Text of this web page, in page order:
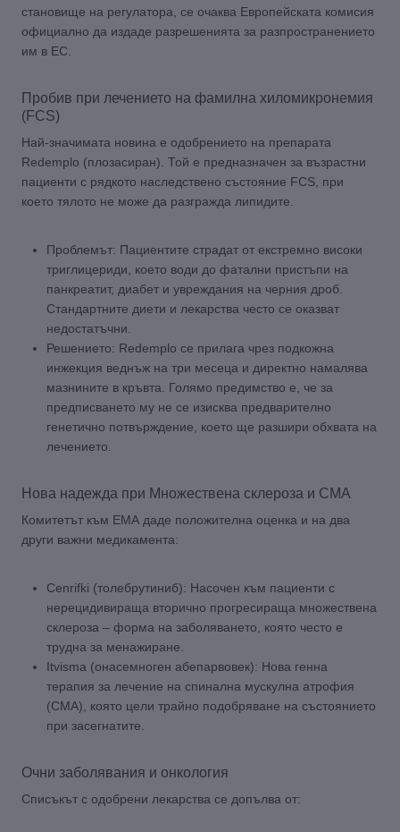
становище на регулатора, се очаква Европейската комисия
официално да издаде разрешенията за разпространението
им в ЕС.
Пробив при лечението на фамилна хиломикронемия
(FCS)
Най-значимата новина е одобрението на препарата
Redemplo (плозасиран). Той е предназначен за възрастни
пациенти с рядкото наследствено състояние FCS, при
което тялото не може да разгражда липидите.
Проблемът: Пациентите страдат от екстремно високи
триглицериди, което води до фатални пристъпи на
панкреатит, диабет и увреждания на черния дроб.
Стандартните диети и лекарства често се оказват
недостатъчни.
Решението: Redemplo се прилага чрез подкожна
инжекция веднъж на три месеца и директно намалява
мазнините в кръвта. Голямо предимство е, че за
предписването му не се изисква предварително
генетично потвърждение, което ще разшири обхвата на
лечението.
Нова надежда при Множествена склероза и СМА
Комитетът към ЕМА даде положителна оценка и на два
други важни медикамента:
Cenrifki (толебрутиниб): Насочен към пациенти с
нерецидивираща вторично прогресираща множествена
склероза – форма на заболяването, която често е
трудна за менажиране.
Itvisma (онасемноген абепарвовек): Нова генна
терапия за лечение на спинална мускулна атрофия
(СМА), която цели трайно подобряване на състоянието
при засегнатите.
Очни заболявания и онкология
Списъкът с одобрени лекарства се допълва от: